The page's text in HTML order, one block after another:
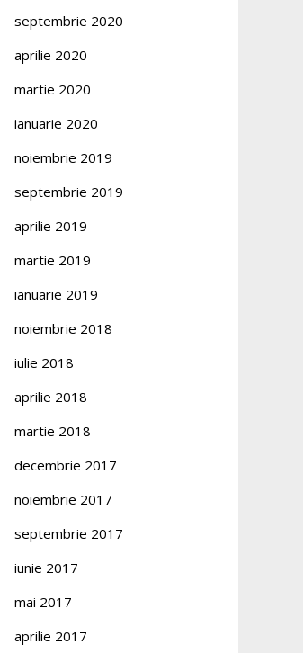
septembrie 2020
aprilie 2020
martie 2020
ianuarie 2020
noiembrie 2019
septembrie 2019
aprilie 2019
martie 2019
ianuarie 2019
noiembrie 2018
iulie 2018
aprilie 2018
martie 2018
decembrie 2017
noiembrie 2017
septembrie 2017
iunie 2017
mai 2017
aprilie 2017